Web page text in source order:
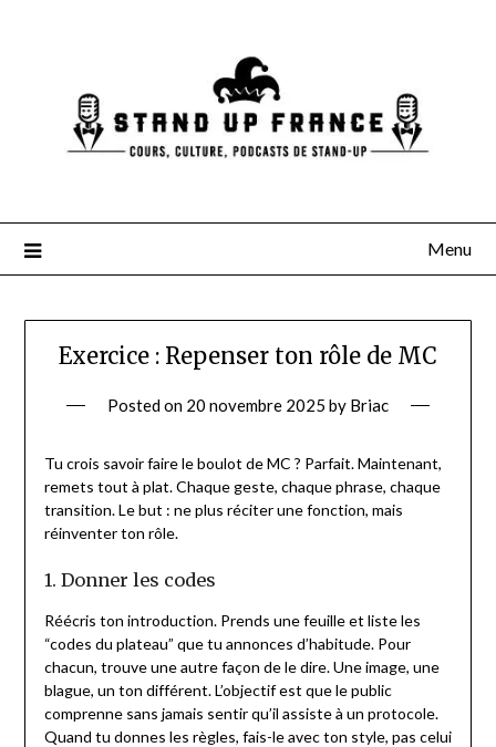
Menu
Exercice : Repenser ton rôle de MC
Posted on 20 novembre 2025 by Briac
Tu crois savoir faire le boulot de MC ? Parfait. Maintenant,
remets tout à plat. Chaque geste, chaque phrase, chaque
transition. Le but : ne plus réciter une fonction, mais
réinventer ton rôle.
1. Donner les codes
Réécris ton introduction. Prends une feuille et liste les
“codes du plateau” que tu annonces d’habitude. Pour
chacun, trouve une autre façon de le dire. Une image, une
blague, un ton différent. L’objectif est que le public
comprenne sans jamais sentir qu’il assiste à un protocole.
Quand tu donnes les règles, fais-le avec ton style, pas celui